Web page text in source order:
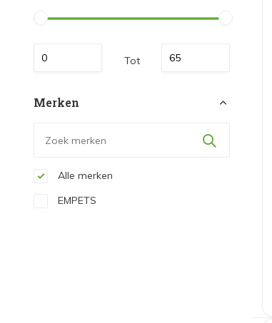
Tot
Merken
Alle merken
EMPETS